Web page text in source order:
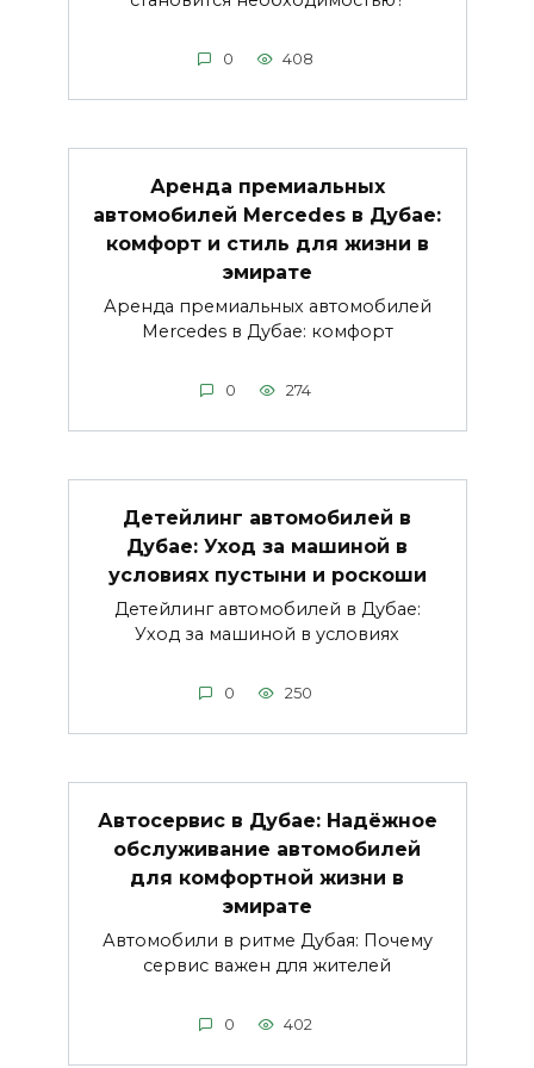
0 408
Аренда премиальных
автомобилей Mercedes в Дубае:
комфорт и стиль для жизни в
эмирате
Аренда премиальных автомобилей
Mercedes в Дубае: комфорт
0 274
Детейлинг автомобилей в
Дубае: Уход за машиной в
условиях пустыни и роскоши
Детейлинг автомобилей в Дубае:
Уход за машиной в условиях
0 250
Автосервис в Дубае: Надёжное
обслуживание автомобилей
для комфортной жизни в
эмирате
Автомобили в ритме Дубая: Почему
сервис важен для жителей
0 402